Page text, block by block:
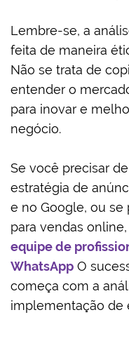
Lembre-se, a
feita de maneira
Não se trata de
entender o
para inovar e
negócio.
Se você precisar
estratégia de
e no Google, ou se
para vendas
equipe de
WhatsApp O
começa com a
implementação de